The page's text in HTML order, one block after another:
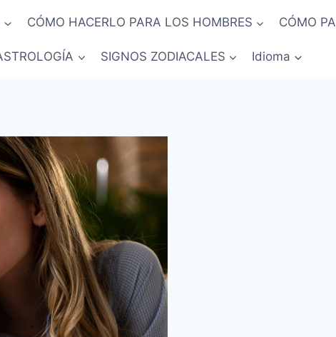
CÓMO HACERLO PARA LOS HOMBRES CÓMO
SIGNOS ZODIACALES Idioma